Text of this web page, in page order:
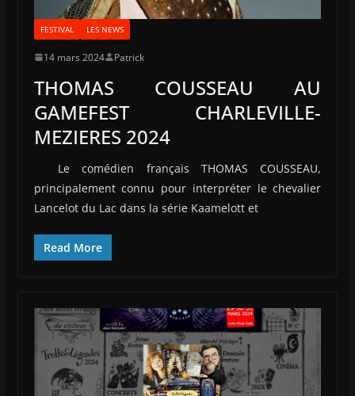
FESTIVAL LES NEWS
14 mars 2024 Patrick
THOMAS COUSSEAU AU
GAMEFEST CHARLEVILLE-
MEZIERES 2024
Le comédien français THOMAS COUSSEAU,
principalement connu pour interpréter le chevalier
Lancelot du Lac dans la série Kaamelott et
Read More